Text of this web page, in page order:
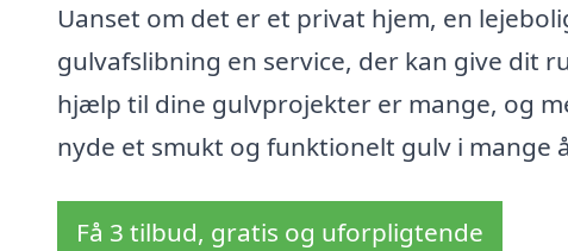
Uanset om det er et privat hjem, en
gulvafslibning en service, der kan give dit
hjælp til dine gulvprojekter er mange, og
nyde et smukt og funktionelt gulv i mange
Få 3 tilbud, gratis og uforpligtende